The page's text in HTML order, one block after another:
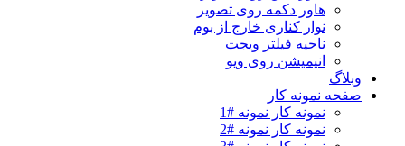
هاور دکمه روی تصویر
نوار کناری خارج از بوم
ناحیه فیلتر ویجت
انیمیشن روی ویو
وبلاگ
صفحه نمونه کار
نمونه کار نمونه #1
نمونه کار نمونه #2